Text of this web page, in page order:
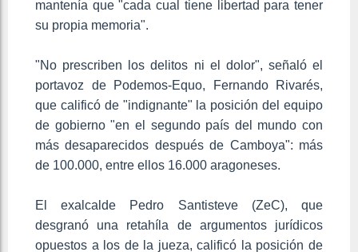
mantenía que "cada cual tiene libertad para tener
su propia memoria".
"No prescriben los delitos ni el dolor", señaló el
portavoz de Podemos-Equo, Fernando Rivarés,
que calificó de "indignante" la posición del equipo
de gobierno "en el segundo país del mundo con
más desaparecidos después de Camboya": más
de 100.000, entre ellos 16.000 aragoneses.
El exalcalde Pedro Santisteve (ZeC), que
desgranó una retahíla de argumentos jurídicos
opuestos a los de la jueza, calificó la posición de